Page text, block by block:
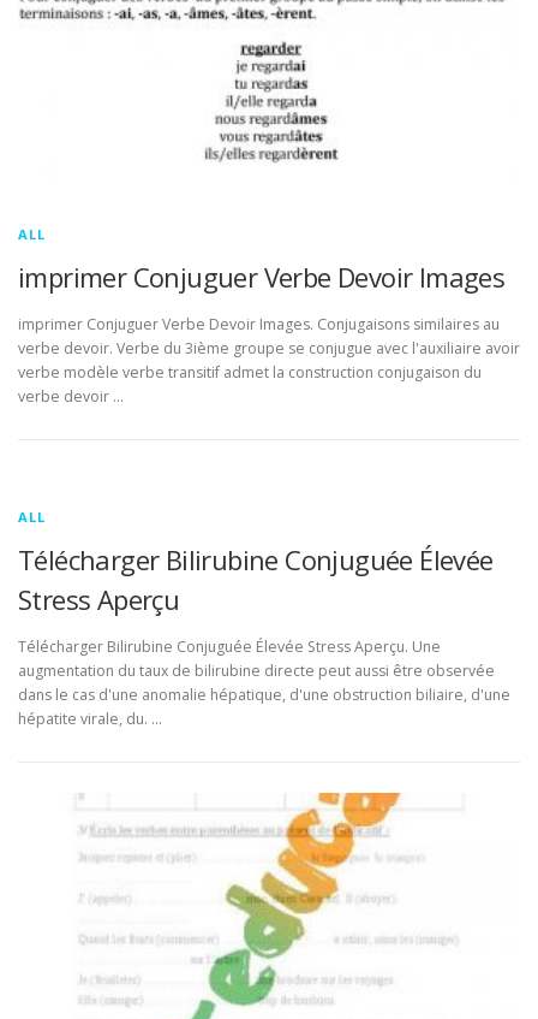
ALL
imprimer Conjuguer Verbe Devoir Images
imprimer Conjuguer Verbe Devoir Images. Conjugaisons similaires au
verbe devoir. Verbe du 3ième groupe se conjugue avec l'auxiliaire avoir
verbe modèle verbe transitif admet la construction conjugaison du
verbe devoir …
ALL
Télécharger Bilirubine Conjuguée Élevée
Stress Aperçu
Télécharger Bilirubine Conjuguée Élevée Stress Aperçu. Une
augmentation du taux de bilirubine directe peut aussi être observée
dans le cas d'une anomalie hépatique, d'une obstruction biliaire, d'une
hépatite virale, du. …